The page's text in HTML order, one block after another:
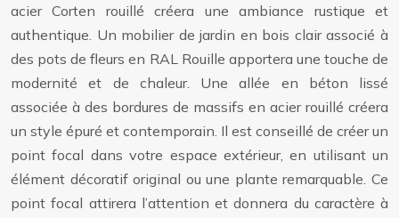
acier Corten rouillé créera une ambiance rustique et
authentique. Un mobilier de jardin en bois clair associé à
des pots de fleurs en RAL Rouille apportera une touche de
modernité et de chaleur. Une allée en béton lissé
associée à des bordures de massifs en acier rouillé créera
un style épuré et contemporain. Il est conseillé de créer un
point focal dans votre espace extérieur, en utilisant un
élément décoratif original ou une plante remarquable. Ce
point focal attirera l’attention et donnera du caractère à